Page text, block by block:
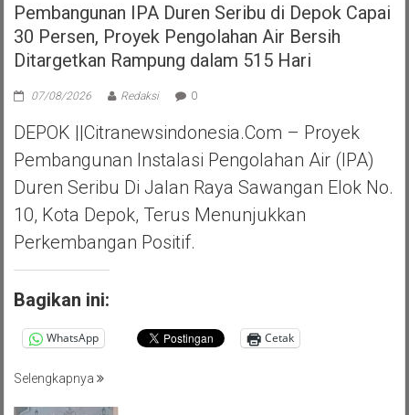
Pembangunan IPA Duren Seribu di Depok Capai
30 Persen, Proyek Pengolahan Air Bersih
Ditargetkan Rampung dalam 515 Hari
07/08/2026 Redaksi 0
DEPOK ||Citranewsindonesia.com – Proyek
Pembangunan Instalasi Pengolahan Air (IPA)
Duren Seribu Di Jalan Raya Sawangan Elok No.
10, Kota Depok, Terus Menunjukkan
Perkembangan Positif.
Bagikan ini:
WhatsApp Cetak
Selengkapnya